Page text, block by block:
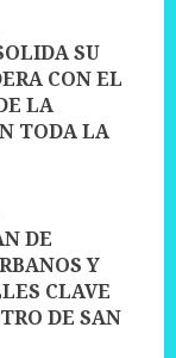
SU
CON EL
LA
TODA LA
DE
Y
CLAVE
DE SAN